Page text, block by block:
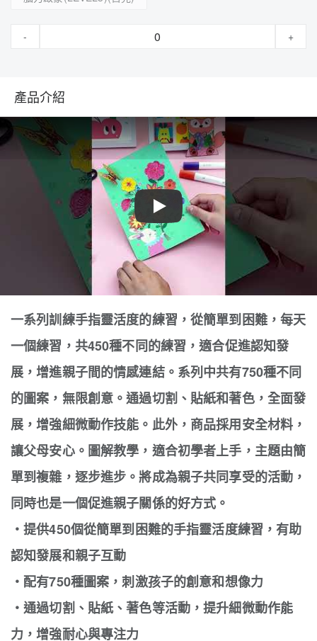
- +
產品介紹
Play
一系列訓練手指靈活度的練習，從簡單到困難，每天
一個練習，共450種不同的練習，適合促進認知發
展，增進親子間的情感連結。系列中共有750種不同
的圖案，無限創意。通過切割、貼紙和著色，全面發
展，增強細微動作技能。此外，商品採用安全材料，
讓父母安心。圖解教學，適合初學者上手，主題由簡
單到複雜，逐步進步。將成為親子共同享受的活動，
同時也是一個促進親子關係的好方式。
・提供450個從簡單到困難的手指靈活度練習，有助
認知發展和親子互動
・配有750種圖案，刺激孩子的創意和想像力
・通過切割、貼紙、著色等活動，提升細微動作能
力，增強耐心與專注力